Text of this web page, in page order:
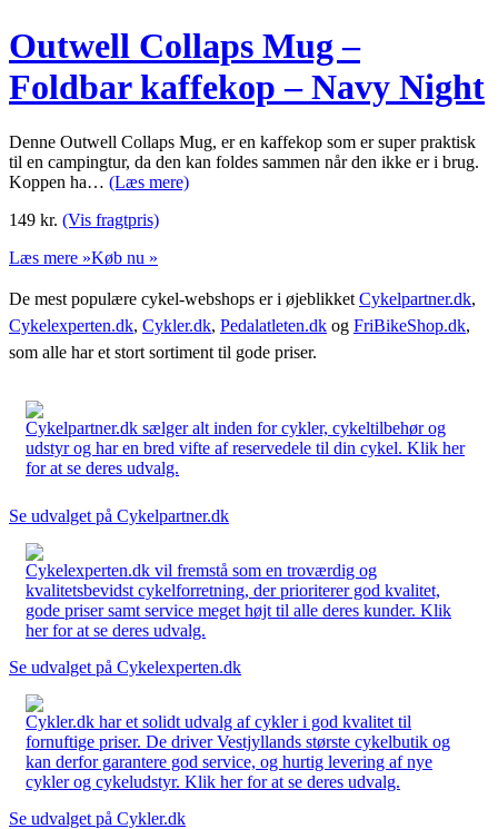
Outwell Collaps Mug –
Foldbar kaffekop – Navy Night
Denne Outwell Collaps Mug, er en kaffekop som er super praktisk
til en campingtur, da den kan foldes sammen når den ikke er i brug.
Koppen ha… (Læs mere)
149 kr. (Vis fragtpris)
Læs mere »Køb nu »
De mest populære cykel-webshops er i øjeblikket Cykelpartner.dk,
Cykelexperten.dk, Cykler.dk, Pedalatleten.dk og FriBikeShop.dk,
som alle har et stort sortiment til gode priser.
Cykelpartner.dk sælger alt inden for cykler, cykeltilbehør og
udstyr og har en bred vifte af reservedele til din cykel. Klik her
for at se deres udvalg.
Se udvalget på Cykelpartner.dk
Cykelexperten.dk vil fremstå som en troværdig og
kvalitetsbevidst cykelforretning, der prioriterer god kvalitet,
gode priser samt service meget højt til alle deres kunder. Klik
her for at se deres udvalg.
Se udvalget på Cykelexperten.dk
Cykler.dk har et solidt udvalg af cykler i god kvalitet til
fornuftige priser. De driver Vestjyllands største cykelbutik og
kan derfor garantere god service, og hurtig levering af nye
cykler og cykeludstyr. Klik her for at se deres udvalg.
Se udvalget på Cykler.dk